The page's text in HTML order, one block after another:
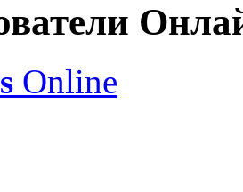
Online